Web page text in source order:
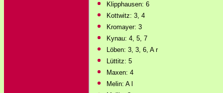
Klipphausen: 6
Kottwitz: 3, 4
Kromayer: 3
Kynau: 4, 5, 7
Löben: 3, 3, 6, A r
Lüttitz: 5
Maxen: 4
Melin: A l